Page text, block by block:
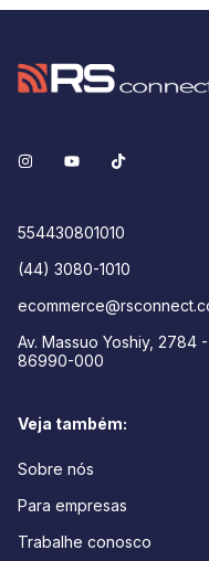
554430801010
(44) 3080-1010
Av. Massuo Yoshiy, 2784
86990-000
Veja também:
Sobre nós
Para empresas
Trabalhe conosco